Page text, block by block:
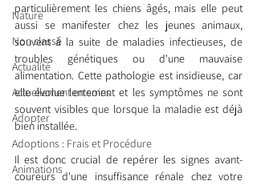
Nature
Non classé
Actualité
Actuellement en soins
Adopter
Adoptions : Frais et Procédure
Animations
particulièrement les chiens âgés, mais elle peut
aussi se manifester chez les jeunes animaux,
souvent à la suite de maladies infectieuses, de
troubles génétiques ou d'une mauvaise
alimentation. Cette pathologie est insidieuse, car
elle évolue lentement et les symptômes ne sont
souvent visibles que lorsque la maladie est déjà
bien installée.
Il est donc crucial de repérer les signes avant-
coureurs d'une insuffisance rénale chez votre